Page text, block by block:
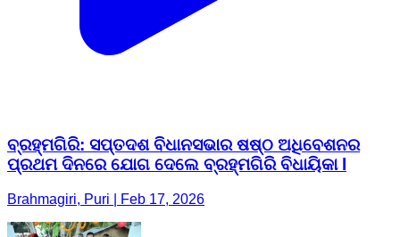
ବ୍ରହ୍ମଗିରି: ସପ୍ତଦଶ ବିଧାନସଭାର ଷଷ୍ଠ ଅଧିବେଶନର
ପ୍ରଥମ ଦିନରେ ଯୋଗ ଦେଲେ ବ୍ରହ୍ମଗିରି ବିଧାୟିକା l
Brahmagiri, Puri | Feb 17, 2026